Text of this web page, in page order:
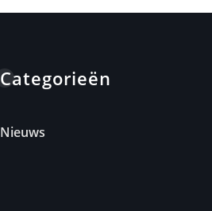
Categorieën
Nieuws